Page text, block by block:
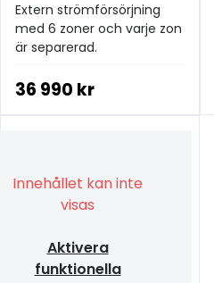
Extern strömförsörjning
med 6 zoner och varje zon
är separerad.
36 990 kr
Innehållet kan inte
visas
Aktivera
funktionella